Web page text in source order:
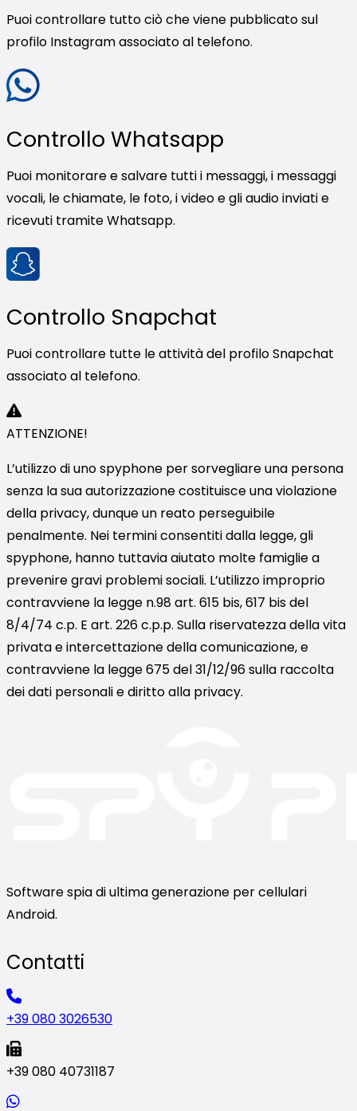
Puoi controllare tutto ciò che viene pubblicato sul
profilo Instagram associato al telefono.
Controllo Whatsapp
Puoi monitorare e salvare tutti i messaggi, i messaggi
vocali, le chiamate, le foto, i video e gli audio inviati e
ricevuti tramite Whatsapp.
Controllo Snapchat
Puoi controllare tutte le attività del profilo Snapchat
associato al telefono.
ATTENZIONE!
L’utilizzo di uno spyphone per sorvegliare una persona
senza la sua autorizzazione costituisce una violazione
della privacy, dunque un reato perseguibile
penalmente. Nei termini consentiti dalla legge, gli
spyphone, hanno tuttavia aiutato molte famiglie a
prevenire gravi problemi sociali. L’utilizzo improprio
contravviene la legge n.98 art. 615 bis, 617 bis del
8/4/74 c.p. E art. 226 c.p.p. Sulla riservatezza della vita
privata e intercettazione della comunicazione, e
contravviene la legge 675 del 31/12/96 sulla raccolta
dei dati personali e diritto alla privacy.
Software spia di ultima generazione per cellulari
Android.
Contatti
+39 080 3026530
+39 080 40731187